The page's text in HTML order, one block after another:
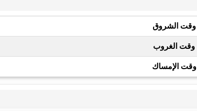
وقت الشروق
وقت الغروب
وقت الإمساك